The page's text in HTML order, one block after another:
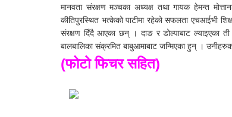
मानवता संरक्षण मञ्चका अध्यक्ष तथा गायक हेमन्त
कीतिपुरस्थित भत्केको पाटीमा रहेको सफलता एचआईभी
संरक्षण दिँदै आएका छन् । दाङ र डोल्पाबाट ल्याइएका
बालबालिका संक्रमित बाबुआमाबाट जन्मिएका हुन् ।
(फोटो फिचर सहित)